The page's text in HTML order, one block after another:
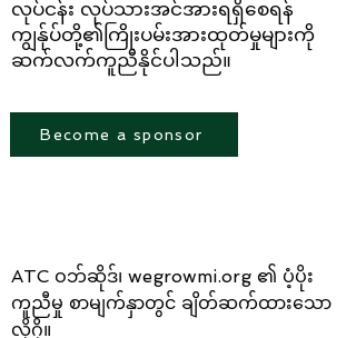
လုပ်ငန်း လုပ်သားအင်အားရရှိစေရန်
ကျွန်ုပ်တို့၏ကြိုးပမ်းအားထုတ်မှုများကို
ဆက်လက်ကူညီနိုင်ပါသည်။
Become a sponsor
ATC ဝဘ်ဆိုဒ်၊ wegrowmi.org ၏ ပံ့ပိုး
ကူညီမှု စာမျက်နှာတွင် ချိတ်ဆက်ထားသော
လိုဂို။